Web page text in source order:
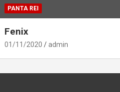
PANTA REI
Fenix
01/11/2020 admin